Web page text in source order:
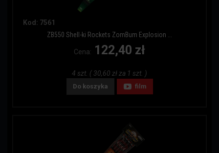
Kod: 7561
ZB550 Shell-ki Rockets ZomBum Explosion ...
Cena: 122,40 zł
4 szt. ( 30,60 zł za 1 szt. )
Do koszyka film